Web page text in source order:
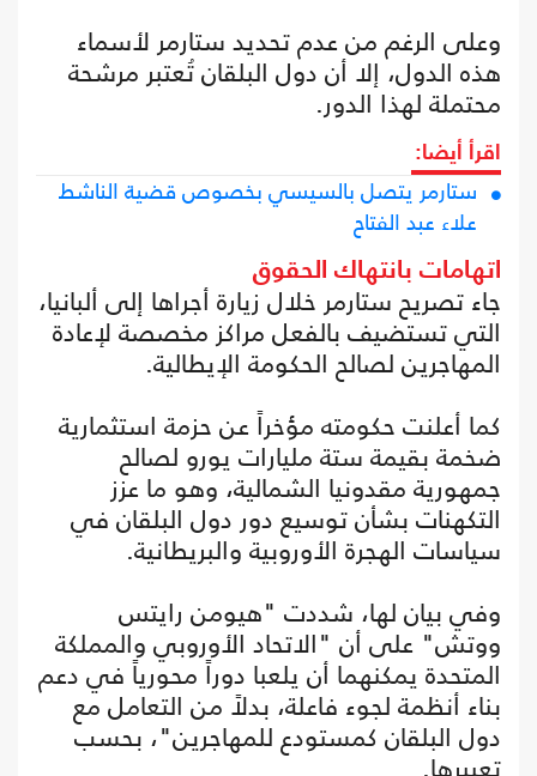
وعلى الرغم من عدم تحديد ستارمر لأسماء
هذه الدول، إلا أن دول البلقان تُعتبر مرشحة
محتملة لهذا الدور.
اقرأ أيضا:
ستارمر يتصل بالسيسي بخصوص قضية الناشط
علاء عبد الفتاح
اتهامات بانتهاك الحقوق
جاء تصريح ستارمر خلال زيارة أجراها إلى ألبانيا،
التي تستضيف بالفعل مراكز مخصصة لإعادة
المهاجرين لصالح الحكومة الإيطالية.
كما أعلنت حكومته مؤخراً عن حزمة استثمارية
ضخمة بقيمة ستة مليارات يورو لصالح
جمهورية مقدونيا الشمالية، وهو ما عزز
التكهنات بشأن توسيع دور دول البلقان في
سياسات الهجرة الأوروبية والبريطانية.
وفي بيان لها، شددت "هيومن رايتس
ووتش" على أن "الاتحاد الأوروبي والمملكة
المتحدة يمكنهما أن يلعبا دوراً محورياً في دعم
بناء أنظمة لجوء فاعلة، بدلاً من التعامل مع
دول البلقان كمستودع للمهاجرين"، بحسب
تعبيرها.